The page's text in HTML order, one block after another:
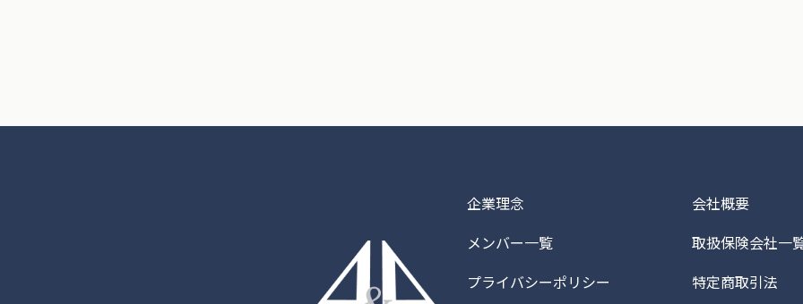
企業理念
会社概要
メンバー一覧
取扱保険会社一
プライバシーポリシー
特定商取引法